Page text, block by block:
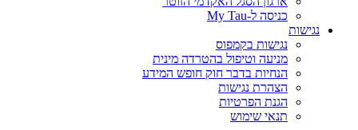
כניסה ל-My Tau
נגישות
נגישות בקמפוס
מניעה וטיפול בהטרדה מינית
הנחיות בדבר חוק חופש המידע
הצהרת נגישות
הגנת הפרטיות
תנאי שימוש